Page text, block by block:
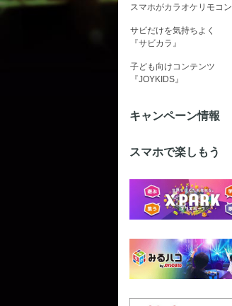
スマホがカラオケリモコン
サビだけを気持ちよく
『サビカラ』
子ども向けコンテンツ
『JOYKIDS』
キャンペーン情報
スマホで楽しもう